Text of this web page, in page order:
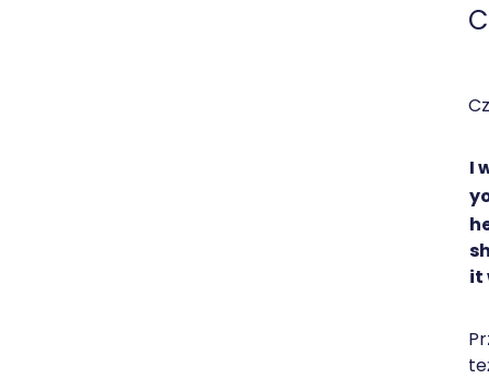
I
it